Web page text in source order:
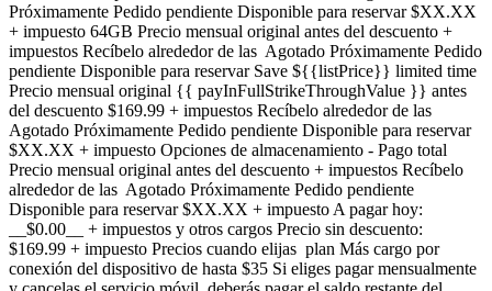
Próximamente Pedido pendiente Disponible para reservar $XX.XX
+ impuesto 64GB Precio mensual original antes del descuento +
impuestos Recíbelo alrededor de las Agotado Próximamente Pedido
pendiente Disponible para reservar Save ${{listPrice}} limited time
Precio mensual original {{ payInFullStrikeThroughValue }} antes
del descuento $169.99 + impuestos Recíbelo alrededor de las
Agotado Próximamente Pedido pendiente Disponible para reservar
$XX.XX + impuesto Opciones de almacenamiento - Pago total
Precio mensual original antes del descuento + impuestos Recíbelo
alrededor de las Agotado Próximamente Pedido pendiente
Disponible para reservar $XX.XX + impuesto A pagar hoy:
__$0.00__ + impuestos y otros cargos Precio sin descuento:
$169.99 + impuesto Precios cuando elijas plan Más cargo por
conexión del dispositivo de hasta $35 Si eliges pagar mensualmente